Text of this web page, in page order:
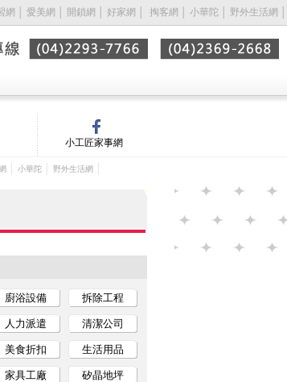
網 愛美網 開鎖網 好家網 掏客網 小華陀 野外生活網
小工匠家事網
小華陀 野外生活網
廚浴設備 拆除工程
人力派遣 清潔公司
美食折扣 生活用品
家具工廠 矽晶地坪